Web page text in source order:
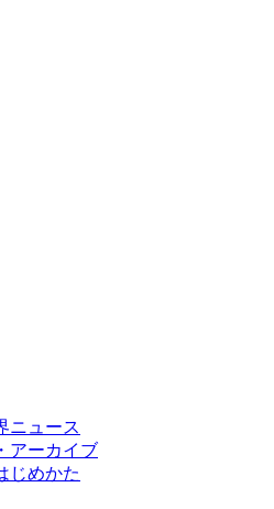
ニュース
アーカイブ
じめかた